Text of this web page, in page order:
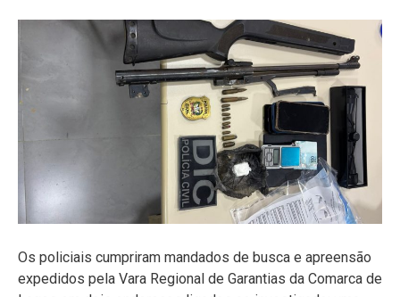
Os policiais cumpriram mandados de busca e apreensão
expedidos pela Vara Regional de Garantias da Comarca de